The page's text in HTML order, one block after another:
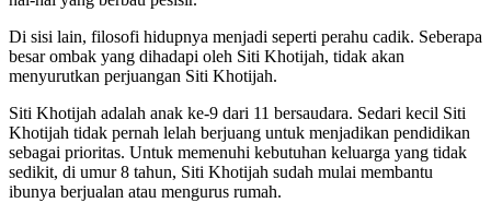
Di sisi lain, filosofi hidupnya menjadi seperti perahu cadik. Seberapa
besar ombak yang dihadapi oleh Siti Khotijah, tidak akan
menyurutkan perjuangan Siti Khotijah.
Siti Khotijah adalah anak ke-9 dari 11 bersaudara. Sedari kecil Siti
Khotijah tidak pernah lelah berjuang untuk menjadikan pendidikan
sebagai prioritas. Untuk memenuhi kebutuhan keluarga yang tidak
sedikit, di umur 8 tahun, Siti Khotijah sudah mulai membantu
ibunya berjualan atau mengurus rumah.